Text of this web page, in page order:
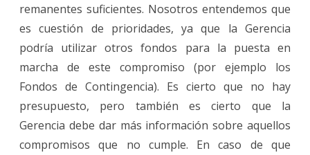
remanentes suficientes. Nosotros entendemos que
es cuestión de prioridades, ya que la Gerencia
podría utilizar otros fondos para la puesta en
marcha de este compromiso (por ejemplo los
Fondos de Contingencia). Es cierto que no hay
presupuesto, pero también es cierto que la
Gerencia debe dar más información sobre aquellos
compromisos que no cumple. En caso de que